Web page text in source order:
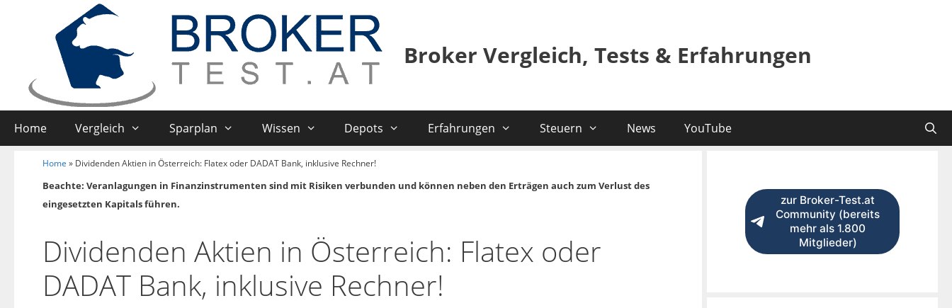
Broker Vergleich, Tests & Erfahrungen
Home Vergleich Sparplan Wissen Depots Erfahrungen Steuern News YouTube
Home » Dividenden Aktien in Österreich: Flatex oder DADAT Bank, inklusive Rechner!
Beachte: Veranlagungen in Finanzinstrumenten sind mit Risiken verbunden und können neben den Erträgen auch zum Verlust des
eingesetzten Kapitals führen.
Dividenden Aktien in Österreich: Flatex oder
DADAT Bank, inklusive Rechner!
zur Broker-Test.at
Community (bereits
mehr als 1.800
Mitglieder)